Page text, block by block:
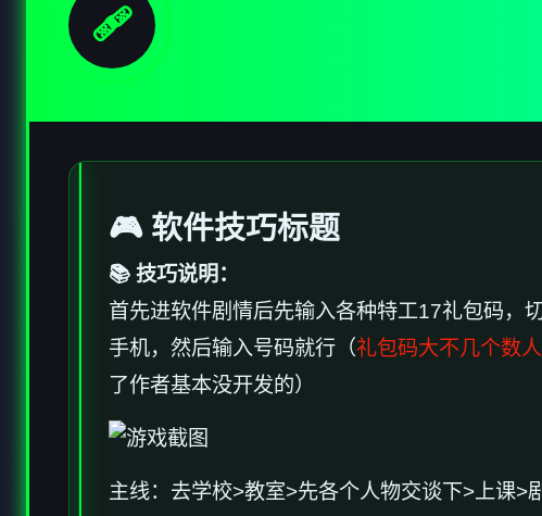
🩹
🎮 软件技巧标题
📚 技巧说明：
首先进软件剧情后先输入各种特工17礼包码，
手机，然后输入号码就行（礼包码大不几个数
了作者基本没开发的）
主线：去学校>教室>先各个人物交谈下>上课>